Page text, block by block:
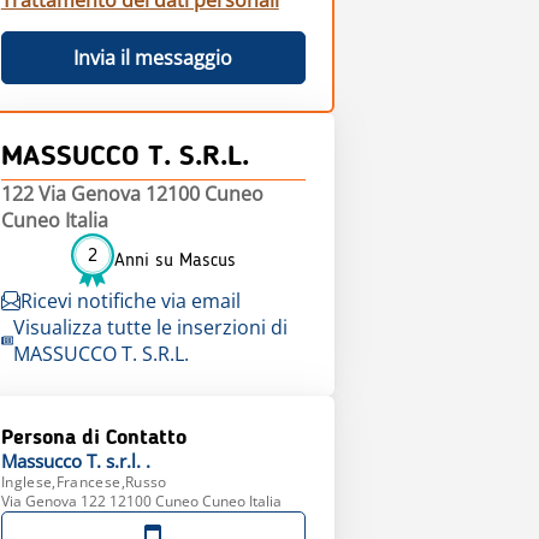
Invia il messaggio
MASSUCCO T. S.R.L.
122 Via Genova 12100 Cuneo
Cuneo Italia
2 Anni su Mascus
Ricevi notifiche via email
Visualizza tutte le inserzioni di
MASSUCCO T. S.R.L.
Persona di Contatto
Massucco T. s.r.l. .
Inglese,Francese,Russo
Via Genova 122 12100 Cuneo Cuneo Italia